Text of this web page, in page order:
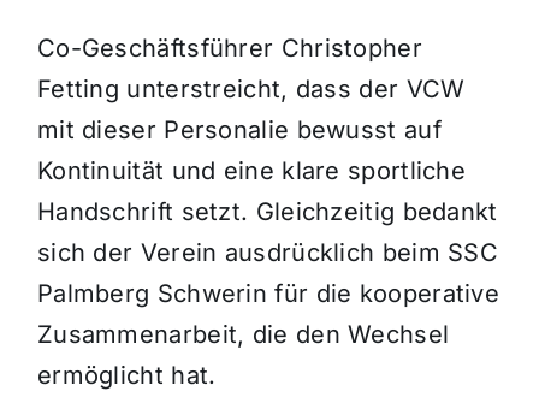
Co-Geschäftsführer Christopher
Fetting unterstreicht, dass der VCW
mit dieser Personalie bewusst auf
Kontinuität und eine klare sportliche
Handschrift setzt. Gleichzeitig bedankt
sich der Verein ausdrücklich beim SSC
Palmberg Schwerin für die kooperative
Zusammenarbeit, die den Wechsel
ermöglicht hat.